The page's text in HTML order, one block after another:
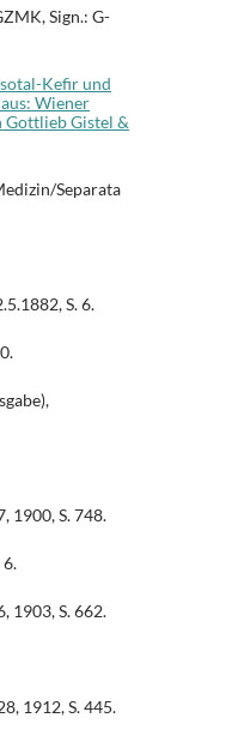
Sign.: G-
Kefir und
Wiener
Gottlieb Gistel &
Separata
S. 6.
1900, S. 748.
6.
1903, S. 662.
1912, S. 445.